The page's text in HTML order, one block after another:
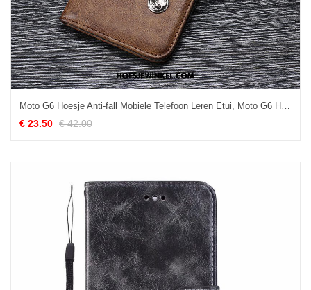
Moto G6 Hoesje Anti-fall Mobiele Telefoon Leren Etui, Moto G6 Hoesje Vintage Braun
€ 23.50 € 42.00